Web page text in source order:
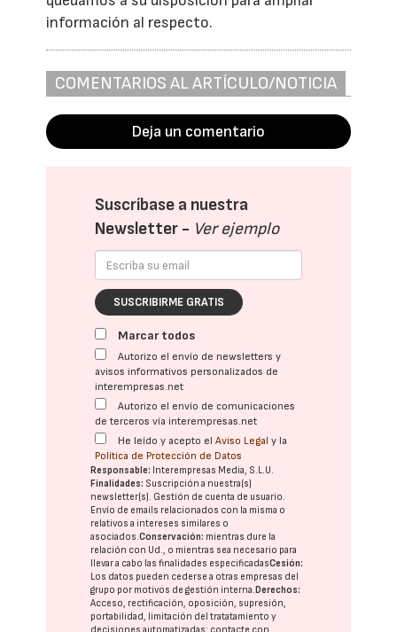
información al respecto.
COMENTARIOS AL ARTÍCULO/NOTICIA
Deja un comentario
Suscríbase a nuestra
Newsletter - Ver ejemplo
SUSCRIBIRME GRATIS
Marcar todos
Autorizo el envío de newsletters y
avisos informativos personalizados de
interempresas.net
Autorizo el envío de comunicaciones
de terceros vía interempresas.net
He leído y acepto elAviso Legal y la
Política de Protección de Datos
Responsable: Interempresas Media, S.L.U.
Finalidades: Suscripción a nuestra(s)
newsletter(s). Gestión de cuenta de usuario.
Envío de emails relacionados con la misma o
relativos a intereses similares o
asociados.Conservación: mientras dure la
relación con Ud., o mientras sea necesario para
llevar a cabo las finalidades especificadasCesión:
Los datos pueden cederse a otras empresas del
grupo por motivos de gestión interna. Derechos:
Acceso, rectificación, oposición, supresión,
portabilidad, limitación del tratatamiento y